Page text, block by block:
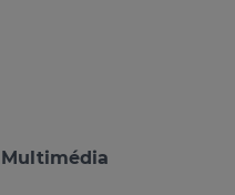
Multimédia